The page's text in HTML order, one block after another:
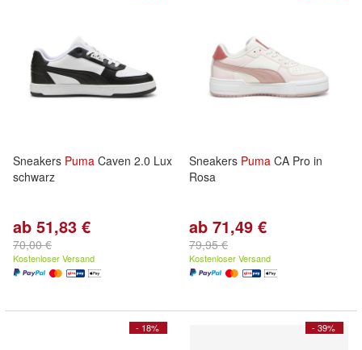
Sneakers Puma Caven 2.0 Lux
schwarz
ab 51,83 €
70,00 €
Kostenloser Versand
Sneakers Puma CA Pro in
Rosa
ab 71,49 €
79,95 €
Kostenloser Versand
- 18% - 39%